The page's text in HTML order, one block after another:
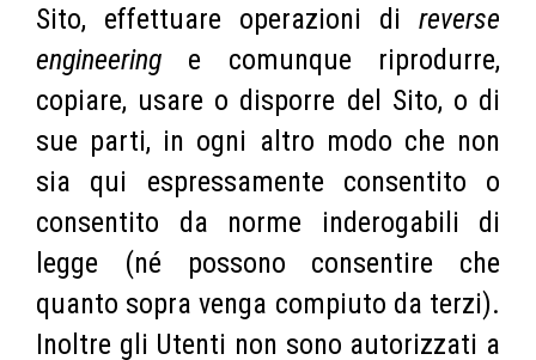
Sito, effettuare operazioni di reverse
engineering e comunque riprodurre,
copiare, usare o disporre del Sito, o di
sue parti, in ogni altro modo che non
sia qui espressamente consentito o
consentito da norme inderogabili di
legge (né possono consentire che
quanto sopra venga compiuto da terzi).
Inoltre gli Utenti non sono autorizzati a